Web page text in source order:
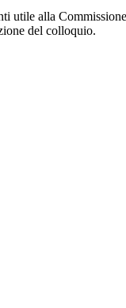
utile alla
del colloquio.